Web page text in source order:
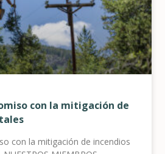
con la mitigación de
con la mitigación de incendios